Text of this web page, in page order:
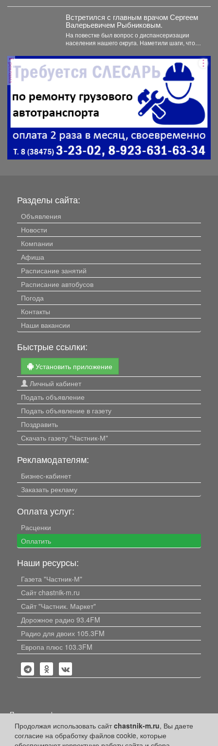
Встретился с главным врачом Сергеем
Валерьевичем Рыбниковым.
На повестке был вопрос о диспансеризации
населения нашего округа. Наметили шаги, чтобы
реклама
Продолжая использовать сайтchastnik-m.ru, Вы даете
согласие на обработку файлов cookie, которые
Разделы сайта:
Объявления
Новости
Компании
Афиша
Расписание занятий
Расписание автобусов
Погода
Контакты
Наши вакансии
Быстрые ссылки:
Установить приложение
Личный кабинет
Подать объявление
Подать объявление в газету
Поздравить
Скачать газету "Частник-М"
Рекламодателям:
Бизнес-кабинет
Заказать рекламу
Оплата услуг:
Расценки
Оплатить
Наши ресурсы:
Газета "Частник-М"
Сайт chastnik-m.ru
Сайт "Частник. Маркет"
Дорожное радио 93.4FM
Радио для двоих 105.3FM
Европа плюс 103.3FM
Политика конфиденциальности
Публикации с пометкой «Реклама», «На правах рекламы»,
«Партнёрский проект» оплачены рекламодателем.
Редакция сайта не несет ответственности за достоверность